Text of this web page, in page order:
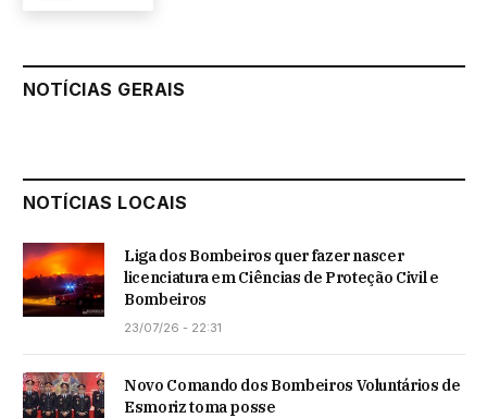
NOTÍCIAS GERAIS
NOTÍCIAS LOCAIS
Liga dos Bombeiros quer fazer nascer
licenciatura em Ciências de Proteção Civil e
Bombeiros
23/07/26 - 22:31
Novo Comando dos Bombeiros Voluntários de
Esmoriz toma posse